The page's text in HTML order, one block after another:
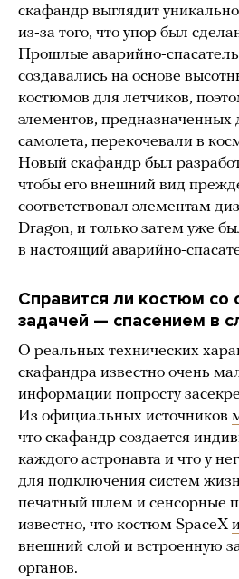
скафандр выглядит
из-за того, что упор был
Прошлые аварийно-
создавались на основе
костюмов для летчиков,
элементов, предназначенных
самолета, перекочевали в
Новый скафандр был
чтобы его внешний вид
соответствовал элементам
Dragon, и только затем уже
в настоящий аварийно-
Справится ли костюм со
задачей — спасением в
О реальных технических
скафандра известно очень
информации попросту
Из официальных источников
что скафандр создается
каждого астронавта и что у
для подключения систем
печатный шлем и сенсорные
известно, что костюм SpaceX
внешний слой и встроенную
органов.